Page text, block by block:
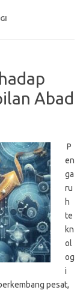
Abad
P
en
ga
ru
h
te
kn
ol
og
i
pesat,